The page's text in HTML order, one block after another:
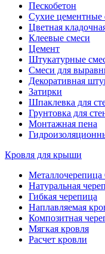
Пескобетон
Сухие цементные
Цветная
Клеевые смеси
Цемент
Штукатурные
Смеси для
Декоративная
Затирки
Шпаклевка для
Грунтовка для
Монтажная пена
Кровля для крыши
Металлочерепица
Натуральная
Гибкая черепица
Наплавляемая
Композитная
Мягкая кровля
Расчет кровли